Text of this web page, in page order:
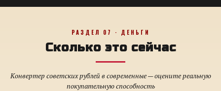
РАЗДЕЛ 07 · ДЕНЬГИ
Сколько это сейчас
Конвертер советских рублей в современные — оцените реальную
покупательную способность